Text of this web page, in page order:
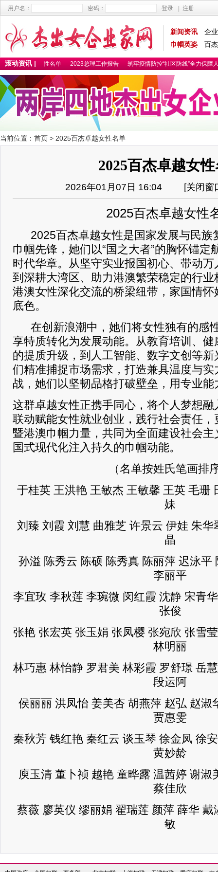
用户名： 密码： 登录 注册
新闻资讯
企
巾帼英姿
百
滚动资讯 |
百杰卓越女性名单 2023总理工作报告 筑牢疫情防控“社区防线”全力保障
当前位置： 首页 > 2025百杰卓越女性名单
2025百杰卓越女
2026年01月07日 16:04 [关闭窗
2025百杰卓越女性
2025百杰卓越女性是国家发展与民族
巾帼先锋，她们以“国之大者”的胸怀锚定
时代华章。从坚守实业报国初心、带动
到深耕大湾区、助力港澳繁荣稳定的行
港澳女性深化交流的桥梁纽带，家国情
底色。
在创新浪潮中，她们将女性独有的感
享特质转化为发展动能。从教育培训、
的提质升级，到人工智能、数字文创等
们精准捕捉市场需求，打造兼具温度与
战，她们以坚韧品格打破壁垒，用专业能
这群卓越女性正携手同心，将个人梦想
联动赋能女性就业创业，践行社会责任
暨港澳巾帼力量，共同为全面建设社会
国式现代化注入持久的巾帼动能。
（名单按姓氏笔画排
于桂英 王洪艳 王敏杰 王敏馨 王英 毛珊
妹
刘臻 刘霞 刘慧 曲雅芝 许景云 伊娃 朱
晶
孙溢 陈秀云 陈硕 陈秀真 陈丽萍 迟泳平
李丽平
李宜玫 李秋莲 李琬微 闵红霞 沈静 宋青
张俊
张艳 张宏英 张玉娟 张凤樱 张宛欣 张雪
林明丽
林巧惠 林怡静 罗君美 林彩霞 罗舒璟 岳
段运阿
侯丽丽 洪凤怡 姜美杏 胡燕萍 赵弘 赵淑
贾惠雯
秦秋芳 钱红艳 秦红云 谈玉琴 徐金凤 徐
黄妙龄
庾玉清 董卜祯 越艳 童晔露 温茜婷 谢淑
蔡佳欣
蔡薇 廖英仪 缪丽娟 翟瑞莲 颜萍 薛华
敏